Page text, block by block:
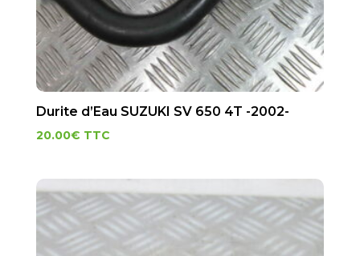
Durite d’Eau SUZUKI SV 650 4T -2002-
20.00€ TTC